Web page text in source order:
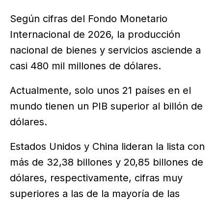
Según cifras del Fondo Monetario
Internacional de 2026, la producción
nacional de bienes y servicios asciende a
casi 480 mil millones de dólares.
Actualmente, solo unos 21 países en el
mundo tienen un PIB superior al billón de
dólares.
Estados Unidos y China lideran la lista con
más de 32,38 billones y 20,85 billones de
dólares, respectivamente, cifras muy
superiores a las de la mayoría de las